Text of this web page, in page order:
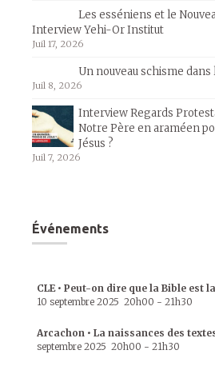
Les esséniens et le
Interview Yehi-Or Institut
Juil 17, 2026
Un nouveau schisme dans
Juil 8, 2026
Interview Regards
Notre Père en araméen
Jésus ?
Juil 7, 2026
Événements
CLE • Peut-on dire que la Bible est
10 septembre 2025 20h00 - 21h30
Arcachon • La naissances des
septembre 2025 20h00 - 21h30